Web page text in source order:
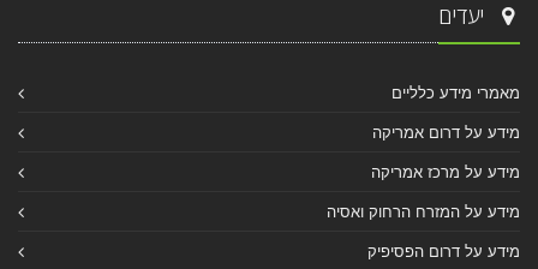
יעדים
מאמרי מידע כלליים
מידע על דרום אמריקה
מידע על מרכז אמריקה
מידע על המזרח הרחוק ואסיה
מידע על דרום הפסיפיק